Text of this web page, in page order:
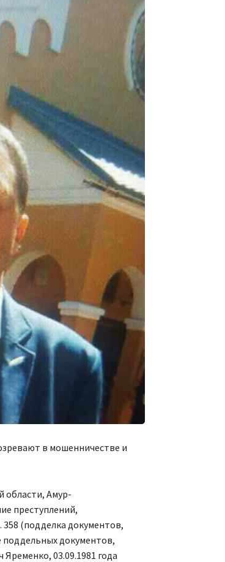
в мошенничестве и
области, Амур-
преступлений,
358 (подделка документов,
поддельных документов,
03.09.1981 года